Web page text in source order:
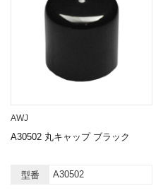
AWJ
A30502 丸キャップ ブラック
型番 A30502